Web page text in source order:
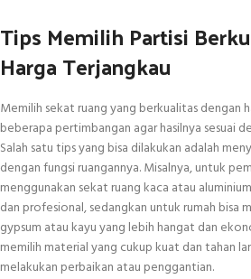
Tips Memilih Partisi
Harga Terjangkau
Memilih sekat ruang yang berkualitas dengan
beberapa pertimbangan agar hasilnya sesuai
Salah satu tips yang bisa dilakukan adalah
dengan fungsi ruangannya. Misalnya, untuk
menggunakan sekat ruang kaca atau
dan profesional, sedangkan untuk rumah bisa
gypsum atau kayu yang lebih hangat dan
memilih material yang cukup kuat dan tahan
melakukan perbaikan atau penggantian.